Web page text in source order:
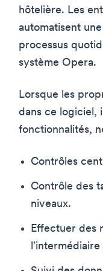
hôtelière. Les
automatisent
processus
système Opera.
Lorsque les
dans ce logiciel,
fonctionnalités,
Contrôles
Contrôle des
niveaux.
Effectuer des
l'intermédiaire